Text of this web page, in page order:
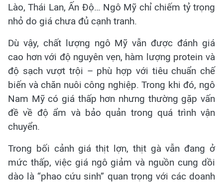
Lào, Thái Lan, Ấn Độ… Ngô Mỹ chỉ chiếm tỷ trọng
nhỏ do giá chưa đủ cạnh tranh.
Dù vậy, chất lượng ngô Mỹ vẫn được đánh giá
cao hơn với độ nguyên vẹn, hàm lượng protein và
độ sạch vượt trội – phù hợp với tiêu chuẩn chế
biến và chăn nuôi công nghiệp. Trong khi đó, ngô
Nam Mỹ có giá thấp hơn nhưng thường gặp vấn
đề về độ ẩm và bảo quản trong quá trình vận
chuyển.
Trong bối cảnh giá thịt lợn, thịt gà vẫn đang ở
mức thấp, việc giá ngô giảm và nguồn cung dồi
dào là “phao cứu sinh” quan trọng với các doanh